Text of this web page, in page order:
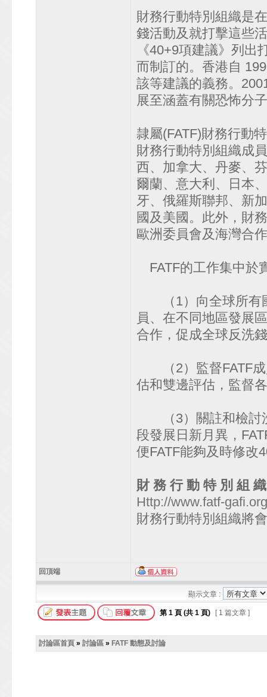
財務行動特別組織是
錢活動及就打擊這些
《40+9項建議》列
而制訂的。香港自
該等建議的義務。
展至涵蓋有關恐怖分
隷屬(FATF)財務行動
財務行動特別組織成
西、加拿大、丹麥、
爾蘭、意大利、日本
牙、俄羅斯聯邦、新
國及美國。此外，財
歐洲委員會及海灣合
FATF的工作集中於
（1）向全球所有國
員、在不同地區發展
合作，促成全球反洗
（2）監督FATF成
估和雙邊評估，監督
（3）關註和檢討
段發展日新月異，
便FATF能夠及時修改
財 務 行 動 特 別 組
Http://www.fatf-gafi.org
財務行動特別組織將
回頂端
顯示文章 :
第 1 頁 (共 1 頁) [ 1 篇文章 ]
討論區首頁 » 討論區 » FATF 動態及討論